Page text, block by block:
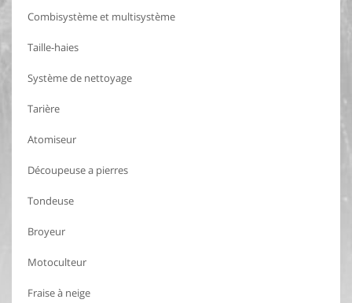
Combisystème et multisystème
Taille-haies
Système de nettoyage
Tarière
Atomiseur
Découpeuse a pierres
Tondeuse
Broyeur
Motoculteur
Fraise à neige